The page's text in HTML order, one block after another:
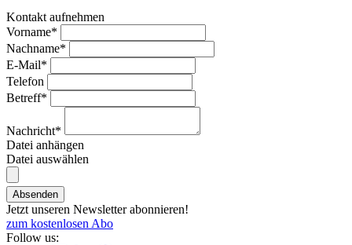
Kontakt aufnehmen
Vorname*
Nachname*
E-Mail*
Telefon
Betreff*
Nachricht*
Datei anhängen
Datei auswählen
Absenden
Jetzt unseren Newsletter abonnieren!
zum kostenlosen Abo
Follow us: